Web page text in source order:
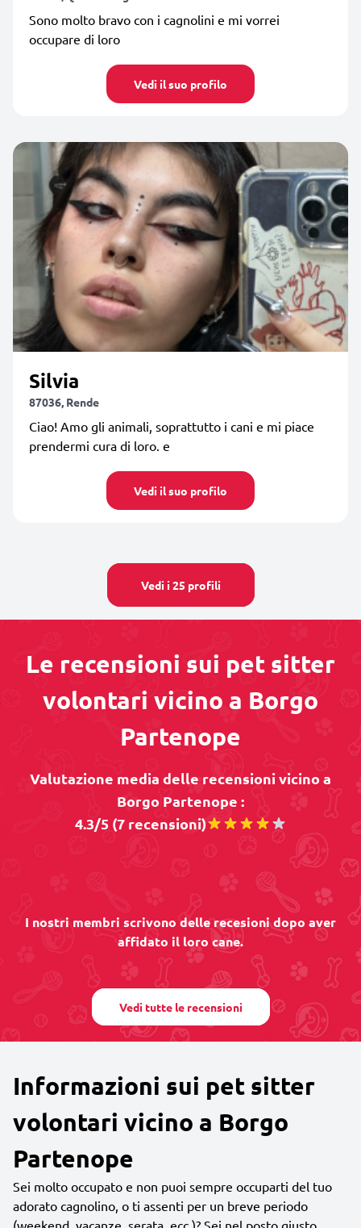
Sono molto bravo con i cagnolini e mi vorrei
occupare di loro
Vedi il suo profilo
Silvia
87036, Rende
Ciao! Amo gli animali, soprattutto i cani e mi piace
prendermi cura di loro. e
Vedi il suo profilo
Vedi i 25 profili
Le recensioni sui pet sitter
volontari vicino a Borgo
Partenope
Valutazione media delle recensioni vicino a
Borgo Partenope :
4.3/5 (7 recensioni)
I nostri membri scrivono delle recesioni dopo aver
affidato il loro cane.
Vedi tutte le recensioni
Informazioni sui pet sitter
volontari vicino a Borgo
Partenope
Sei molto occupato e non puoi sempre occuparti del tuo
adorato cagnolino, o ti assenti per un breve periodo
(weekend, vacanze, serata, ecc.)? Sei nel posto giusto.